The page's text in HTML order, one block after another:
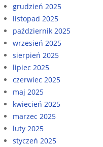
grudzień 2025
listopad 2025
październik 2025
wrzesień 2025
sierpień 2025
lipiec 2025
czerwiec 2025
maj 2025
kwiecień 2025
marzec 2025
luty 2025
styczeń 2025